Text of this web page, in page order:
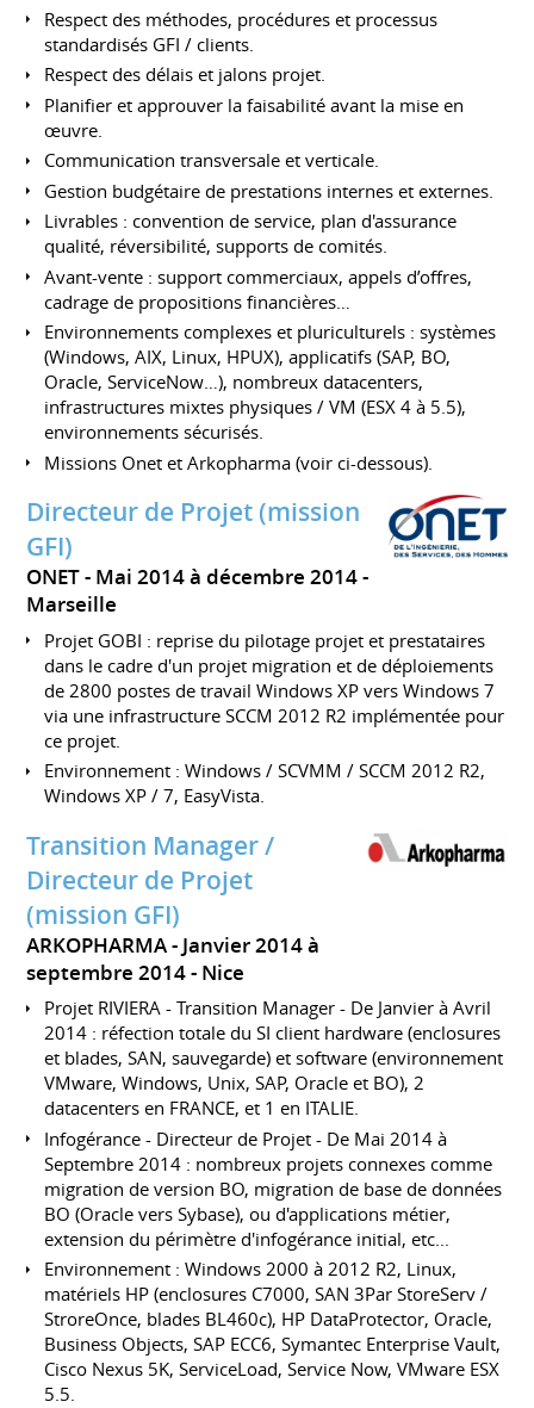
Respect des méthodes, procédures et processus
standardisés GFI / clients.
Respect des délais et jalons projet.
Planifier et approuver la faisabilité avant la mise en
œuvre.
Communication transversale et verticale.
Gestion budgétaire de prestations internes et externes.
Livrables : convention de service, plan d'assurance
qualité, réversibilité, supports de comités.
Avant-vente : support commerciaux, appels d’offres,
cadrage de propositions financières…
Environnements complexes et pluriculturels : systèmes
(Windows, AIX, Linux, HPUX), applicatifs (SAP, BO,
Oracle, ServiceNow…), nombreux datacenters,
infrastructures mixtes physiques / VM (ESX 4 à 5.5),
environnements sécurisés.
Missions Onet et Arkopharma (voir ci-dessous).
Directeur de Projet (mission
GFI)
ONET
Mai 2014 à décembre 2014
Marseille
Projet GOBI : reprise du pilotage projet et prestataires
dans le cadre d'un projet migration et de déploiements
de 2800 postes de travail Windows XP vers Windows 7
via une infrastructure SCCM 2012 R2 implémentée pour
ce projet.
Environnement : Windows / SCVMM / SCCM 2012 R2,
Windows XP / 7, EasyVista.
Transition Manager /
Directeur de Projet
(mission GFI)
ARKOPHARMA
Janvier 2014 à
septembre 2014 Nice
Projet RIVIERA - Transition Manager - De Janvier à Avril
2014 : réfection totale du SI client hardware (enclosures
et blades, SAN, sauvegarde) et software (environnement
VMware, Windows, Unix, SAP, Oracle et BO), 2
datacenters en FRANCE, et 1 en ITALIE.
Infogérance - Directeur de Projet - De Mai 2014 à
Septembre 2014 : nombreux projets connexes comme
migration de version BO, migration de base de données
BO (Oracle vers Sybase), ou d'applications métier,
extension du périmètre d'infogérance initial, etc...
Environnement : Windows 2000 à 2012 R2, Linux,
matériels HP (enclosures C7000, SAN 3Par StoreServ /
StroreOnce, blades BL460c), HP DataProtector, Oracle,
Business Objects, SAP ECC6, Symantec Enterprise Vault,
Cisco Nexus 5K, ServiceLoad, Service Now, VMware ESX
5.5.